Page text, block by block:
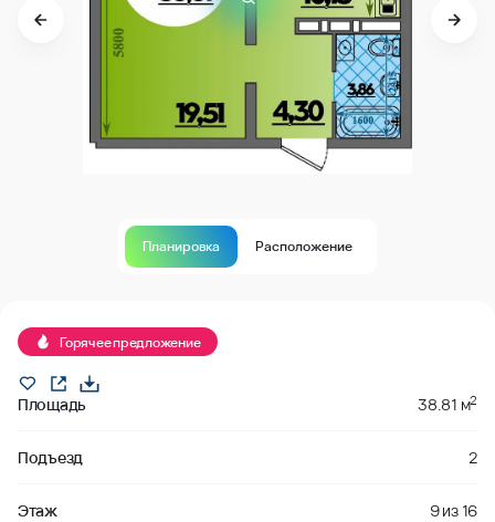
Планировка Расположение
Горячее предложение
Площадь 38.81 м2
Подъезд 2
Этаж 9из16